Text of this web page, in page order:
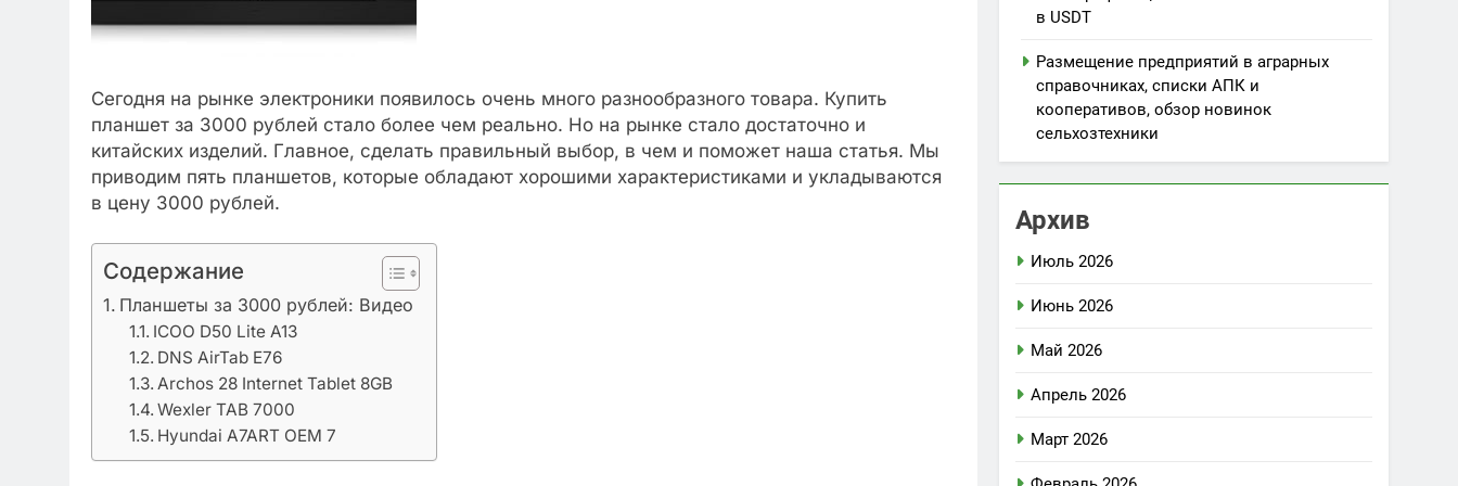
Сегодня на рынке электроники появилось очень много разнообразного товара. Купить
планшет за 3000 рублей стало более чем реально. Но на рынке стало достаточно и
китайских изделий. Главное, сделать правильный выбор, в чем и поможет наша статья. Мы
приводим пять планшетов, которые обладают хорошими характеристиками и укладываются
в цену 3000 рублей.
Содержание
Планшеты за 3000 рублей: Видео
ICOO D50 Lite A13
DNS AirTab E76
Archos 28 Internet Tablet 8GB
Wexler TAB 7000
Hyundai A7ART OEM 7
в USDT
Размещение предприятий в аграрных
справочниках, списки АПК и
кооперативов, обзор новинок
сельхозтехники
Архив
Июль 2026
Июнь 2026
Май 2026
Апрель 2026
Март 2026